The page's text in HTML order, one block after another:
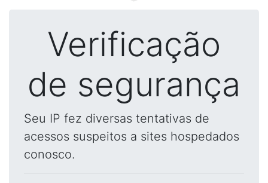
Verificação
de segurança
Seu IP fez diversas tentativas de
acessos suspeitos a sites hospedados
conosco.